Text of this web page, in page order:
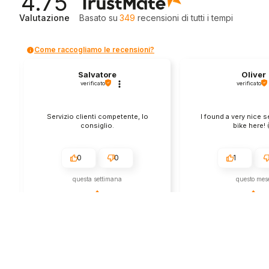
Valutazione Basato su 349 recensionidi tutti i tempi
Come raccogliamo le recensioni?
Salvatore
verificato
Servizio clienti competente, lo
consiglio.
0 0
questa settimana
Oliver
verificato
I found a very nice
bike here!
1
questo